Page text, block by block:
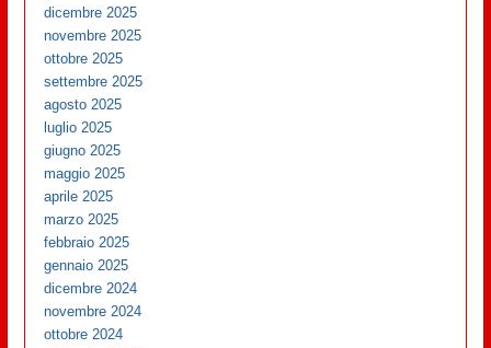
dicembre 2025
novembre 2025
ottobre 2025
settembre 2025
agosto 2025
luglio 2025
giugno 2025
maggio 2025
aprile 2025
marzo 2025
febbraio 2025
gennaio 2025
dicembre 2024
novembre 2024
ottobre 2024